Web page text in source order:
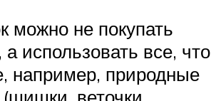
можно не покупать
использовать все, что
например, природные